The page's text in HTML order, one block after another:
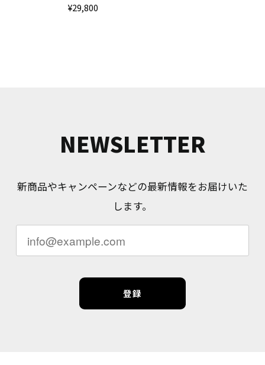
¥29,800
NEWSLETTER
新商品やキャンペーンなどの最新情報をお届けいた
します。
登録